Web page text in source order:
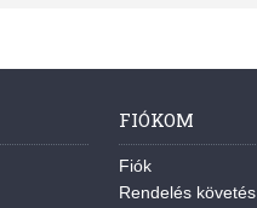
FIÓKOM
Fiók
Rendelés követés